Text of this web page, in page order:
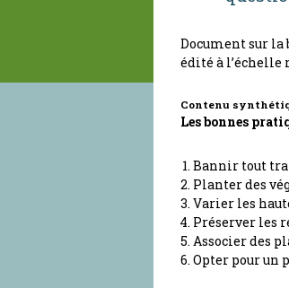
Document sur la
édité à l’échelle
Contenu
Les bonnes
Bannir tout
Planter des
Varier les
Préserver les
Associer des
Opter pour un